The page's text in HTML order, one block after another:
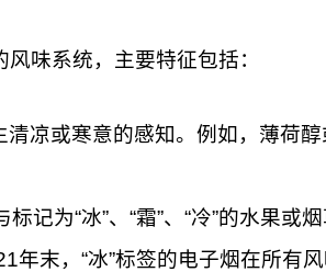
味系统，主要特征包括：
凉或寒意的感知。例如，薄荷
记为“冰”、“霜”、“冷”的水果或
年末，“冰”标签的电子烟在所有